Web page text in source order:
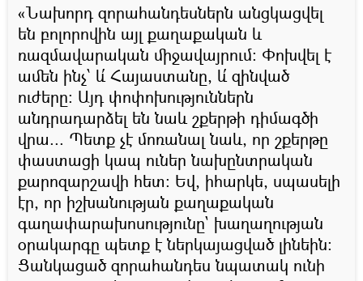
«Նախորդ զորահանդեսներն անցկացվել
են բոլորովին այլ քաղաքական և
ռազմավարական միջավայրում։ Փոխվել է
ամեն ինչ՝ և՛ Հայաստանը, և՛ զինված
ուժերը։ Այդ փոփոխություններն
անդրադարձել են նաև շքերթի դիմագծի
վրա... Պետք չէ մոռանալ նաև, որ շքերթը
փաստացի կապ ուներ նախընտրական
քարոզարշավի հետ: Եվ, իհարկե, սպասելի
էր, որ իշխանության քաղաքական
գաղափարախոսությունը` խաղաղության
օրակարգը պետք է ներկայացված լինեին։
Ցանկացած զորահանդես նպատակ ունի